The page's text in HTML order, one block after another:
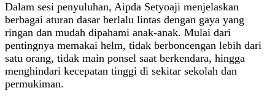
Dalam sesi penyuluhan, Aipda Setyoaji menjelaskan
berbagai aturan dasar berlalu lintas dengan gaya yang
ringan dan mudah dipahami anak-anak. Mulai dari
pentingnya memakai helm, tidak berboncengan lebih dari
satu orang, tidak main ponsel saat berkendara, hingga
menghindari kecepatan tinggi di sekitar sekolah dan
permukiman.